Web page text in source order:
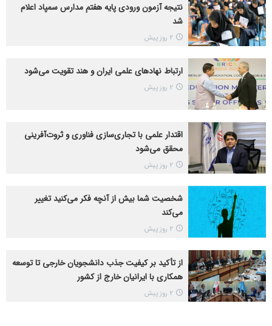
نتیجه آزمون ورودی پایه هفتم مدارس سمپاد اعلام
شد
2 روز پیش
ارتباط نهادهای علمی ایران و هند تقویت می‌شود
2 روز پیش
اقتدار علمی با تجاری‌سازی فناوری و ثروت‌آفرینی
محقق می‌شود
2 روز پیش
شخصیت شما بیش از آنچه فکر می‌کنید تغییر
می‌کند
2 روز پیش
از تأکید بر کیفیت جذب دانشجویان خارجی تا توسعه
همکاری با ایرانیان خارج از کشور
2 روز پیش